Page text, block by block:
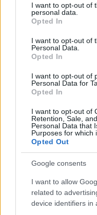
not limited to your visit
grant or deny consent
use your data for below
consent section.
I want to opt-out of
personal data.
Opted In
I want to opt-out of
Personal Data.
Opted In
I want to opt-out of
Personal Data for
Opted In
I want to opt-out of
Retention, Sale,
Personal Data that
Purposes for which
Opted Out
Google consents
I want to allow
related to
device identifiers in
A szán egyetlen
csúszótalp az elején.
kormányzási
darab 5 lyuk
terepjáróhoz, szóval
kihívásnak.